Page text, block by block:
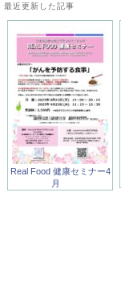
最近更新した記事
Real Food 健康セミナー4
月